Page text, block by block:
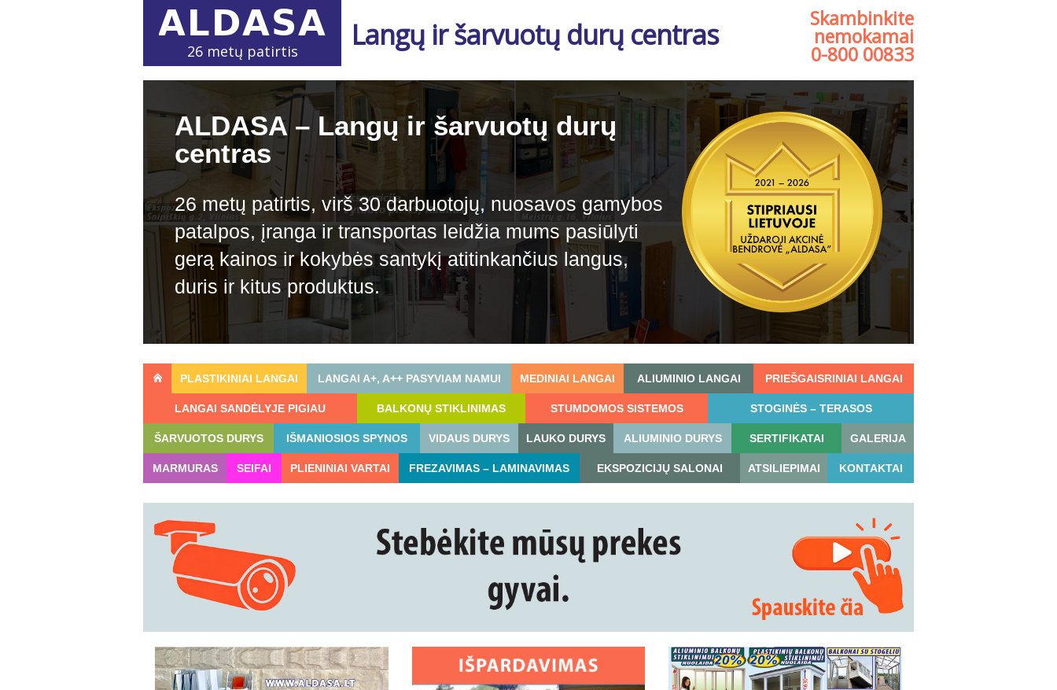
26 metų patirtis Langų ir šarvuotų durų centras Skambinkite
nemokamai
0-800 00833
ALDASA – Langų ir šarvuotų durų
centras
26 metų patirtis, virš 30 darbuotojų, nuosavos gamybos
patalpos, įranga ir transportas leidžia mums pasiūlyti
gerą kainos ir kokybės santykį atitinkančius langus,
duris ir kitus produktus.
PLASTIKINIAI LANGAI LANGAI A+, A++ PASYVIAM NAMUI MEDINIAI LANGAI ALIUMINIO LANGAI PRIEŠGAISRINIAI LANGAI
LANGAI SANDĖLYJE PIGIAU BALKONŲ STIKLINIMAS STUMDOMOS SISTEMOS STOGINĖS – TERASOS
ŠARVUOTOS DURYS IŠMANIOSIOS SPYNOS VIDAUS DURYS LAUKO DURYS ALIUMINIO DURYS SERTIFIKATAI GALERIJA
MARMURAS SEIFAI PLIENINIAI VARTAI FREZAVIMAS – LAMINAVIMAS EKSPOZICIJŲ SALONAI ATSILIEPIMAI KONTAKTAI